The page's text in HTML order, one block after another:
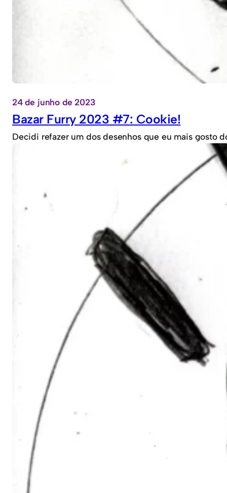
24 de junho de 2023
Bazar Furry 2023 #7: Cookie!
Decidi refazer um dos desenhos que eu mais gosto